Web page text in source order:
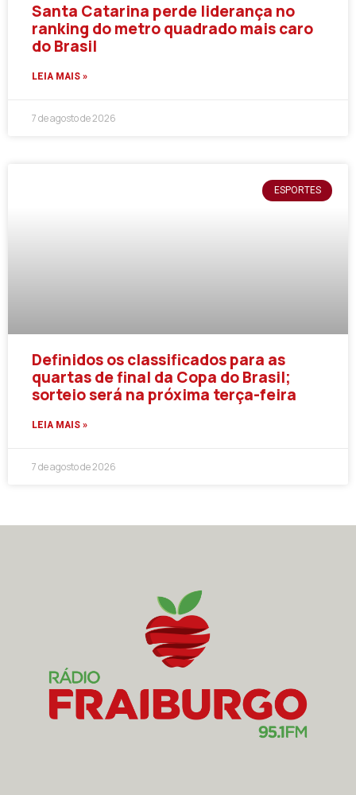
Santa Catarina perde liderança no
ranking do metro quadrado mais caro
do Brasil
LEIA MAIS »
7 de agosto de 2026
ESPORTES
Definidos os classificados para as
quartas de final da Copa do Brasil;
sorteio será na próxima terça-feira
LEIA MAIS »
7 de agosto de 2026